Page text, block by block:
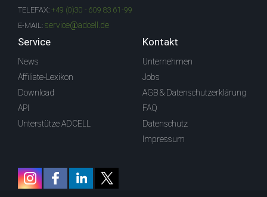
TELEFAX: +49 (0)30 - 609 83 61-99
E-MAIL: service@adcell.de
Service
News
Affiliate-Lexikon
Download
API
Unterstütze ADCELL
Kontakt
Unternehmen
Jobs
AGB & Datenschutzerklärung
FAQ
Datenschutz
Impressum